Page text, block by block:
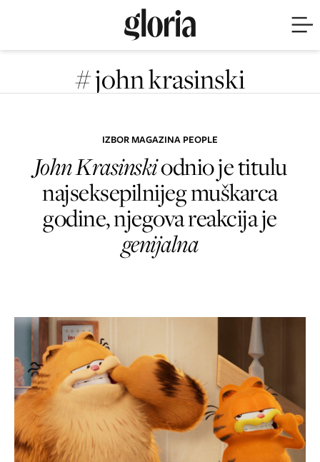
# john krasinski
IZBOR MAGAZINA PEOPLE
John Krasinskiodnio je titulu
najseksepilnijeg muškarca
godine, njegova reakcija je
genijalna